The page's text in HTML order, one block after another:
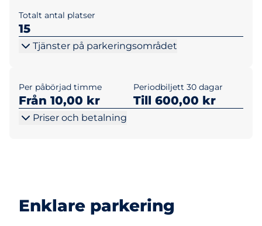
Totalt antal platser
15
Tjänster på parkeringsområdet
Per påbörjad timme
Från 10,00 kr
Periodbiljett 30 dagar
Till 600,00 kr
Priser och betalning
Enklare parkering